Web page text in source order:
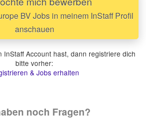
BV Jobs in meinem InStaff Profil
anschauen
InStaff Account hast, dann registriere dich
bitte vorher:
& Jobs erhalten
noch Fragen?